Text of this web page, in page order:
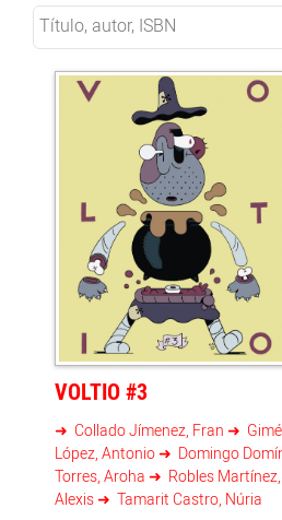
VOLTIO #3
Collado Jímenez, Fran
López, Antonio
Domingo
Torres, Aroha
Robles
Alexis
Tamarit Castro, Núria